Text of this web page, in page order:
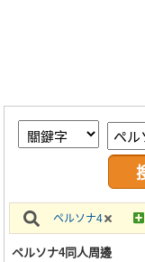
繪圖藝廊
交流中心
攤位轉讓區
會員功能選單
ペルソナ4
ペルソナ4同人周邊